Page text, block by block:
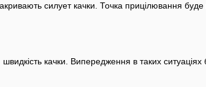
силует качки. Точка прицілювання
качки. Випередження в таких ситуаціях